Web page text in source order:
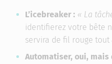
L’icebreaker : « La
identifierez votre bête
servira de fil rouge
Automatiser, oui, mais